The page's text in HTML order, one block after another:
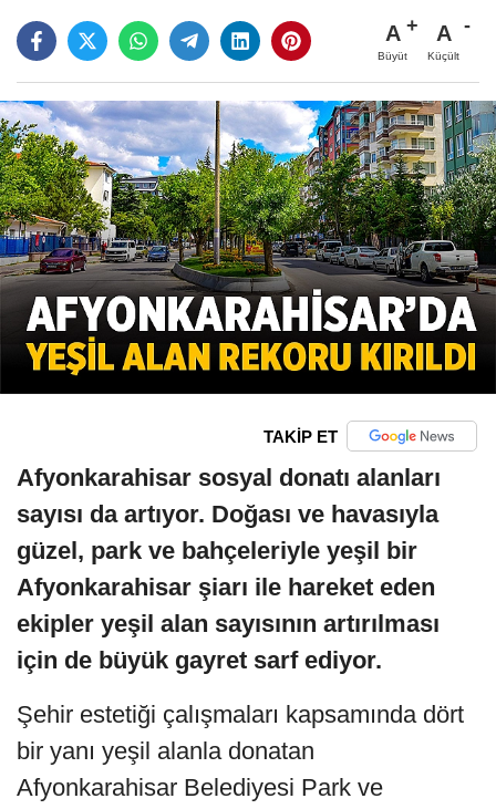
A
Büyüt
A
Küçült
TAKİP ET
Afyonkarahisar sosyal donatı alanları
sayısı da artıyor. Doğası ve havasıyla
güzel, park ve bahçeleriyle yeşil bir
Afyonkarahisar şiarı ile hareket eden
ekipler yeşil alan sayısının artırılması
için de büyük gayret sarf ediyor.
Şehir estetiği çalışmaları kapsamında dört
bir yanı yeşil alanla donatan
Afyonkarahisar Belediyesi Park ve